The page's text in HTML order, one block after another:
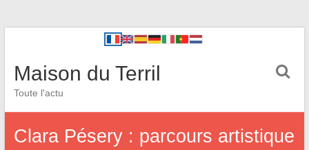
Maison du Terril
Toute l'actu
Clara Pésery : parcours artistique